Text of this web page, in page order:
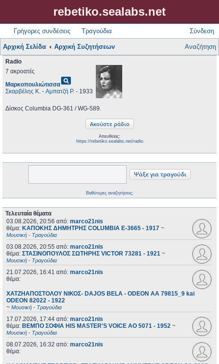
rebetiko.sealabs.net
Γρήγορες συνδέσεις Τραγούδια Σύνδεση
Αρχική Σελίδα Αρχική Συζητήσεων Αναζήτηση
Radio
7 ακροατές
Μαρκοπουλιώτισσαpageview
Σκαρβέλης Κ. - Αμπατζή Ρ. - 1933
Δίσκος Columbia DG-361 / WG-589.
Απευθείας:
https://rebetiko.sealabs.net/radio
Βαθύτερες αναζητήσεις;
Τελευταία θέματα
03.08.2026, 20:56 από: marco21nis
θέμα: ΚΑΠΟΚΗΣ ΔΗΜΗΤΡΗΣ COLUMBIA E-3665 - 1917 ~
Μουσική - Τραγούδια
03.08.2026, 20:55 από: marco21nis
θέμα: ΣΤΑΣΙΝΟΠΟΥΛΟΣ ΣΩΤΗΡΗΣ VICTOR 73281 - 1921 ~
Μουσική - Τραγούδια
21.07.2026, 16:41 από: marco21nis
θέμα:
ΧΑΤΖΗΑΠΟΣΤΟΛΟΥ ΝΙΚΟΣ- DAJOS BELA - ODEON AA 79815_9 kai
ODEON 82022 - 1922
~ Μουσική - Τραγούδια
17.07.2026, 17:44 από: marco21nis
θέμα: ΒΕΜΠΟ ΣΟΦΙΑ HIS MASTER'S VOICE AO 5071 - 1952 ~
Μουσική - Τραγούδια
08.07.2026, 16:32 από: marco21nis
θέμα: